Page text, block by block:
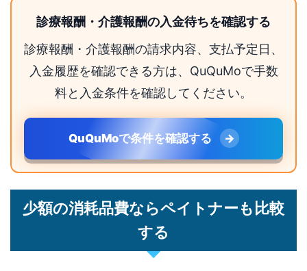
診療報酬・介護報酬の入金待ちを確認する
診療報酬・介護報酬の請求内容、支払予定日、
入金履歴を確認できる方は、QuQuMoで手数
料と入金条件を確認してください。
QuQuMoで条件を確認する
少額の消耗品費ならペイトナーも比較
する